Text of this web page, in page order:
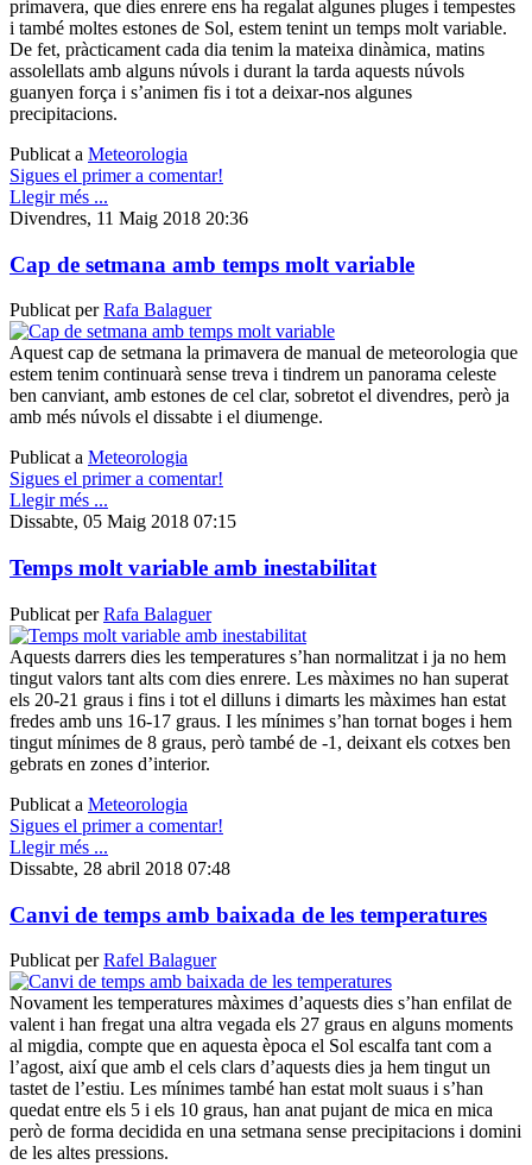
primavera, que dies enrere ens ha regalat algunes pluges i tempestes
i també moltes estones de Sol, estem tenint un temps molt variable.
De fet, pràcticament cada dia tenim la mateixa dinàmica, matins
assolellats amb alguns núvols i durant la tarda aquests núvols
guanyen força i s’animen fis i tot a deixar-nos algunes
precipitacions.
Publicat a Meteorologia
Sigues el primer a comentar!
Llegir més ...
Divendres, 11 Maig 2018 20:36
Cap de setmana amb temps molt variable
Publicat perRafa Balaguer
Aquest cap de setmana la primavera de manual de meteorologia que
estem tenim continuarà sense treva i tindrem un panorama celeste
ben canviant, amb estones de cel clar, sobretot el divendres, però ja
amb més núvols el dissabte i el diumenge.
Publicat a Meteorologia
Sigues el primer a comentar!
Llegir més ...
Dissabte, 05 Maig 2018 07:15
Temps molt variable amb inestabilitat
Publicat perRafa Balaguer
Aquests darrers dies les temperatures s’han normalitzat i ja no hem
tingut valors tant alts com dies enrere. Les màximes no han superat
els 20-21 graus i fins i tot el dilluns i dimarts les màximes han estat
fredes amb uns 16-17 graus. I les mínimes s’han tornat boges i hem
tingut mínimes de 8 graus, però també de -1, deixant els cotxes ben
gebrats en zones d’interior.
Publicat a Meteorologia
Sigues el primer a comentar!
Llegir més ...
Dissabte, 28 abril 2018 07:48
Canvi de temps amb baixada de les temperatures
Publicat perRafel Balaguer
Novament les temperatures màximes d’aquests dies s’han enfilat de
valent i han fregat una altra vegada els 27 graus en alguns moments
al migdia, compte que en aquesta època el Sol escalfa tant com a
l’agost, així que amb el cels clars d’aquests dies ja hem tingut un
tastet de l’estiu. Les mínimes també han estat molt suaus i s’han
quedat entre els 5 i els 10 graus, han anat pujant de mica en mica
però de forma decidida en una setmana sense precipitacions i domini
de les altes pressions.